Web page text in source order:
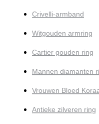
Crivelli-armband
Witgouden armring
Cartier gouden ring
Mannen diamanten
Vrouwen Bloed
Antieke zilveren ring